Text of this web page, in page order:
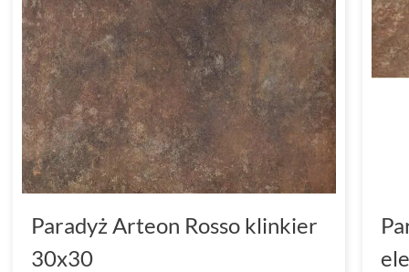
Paradyż Arteon Rosso klinkier
30x30